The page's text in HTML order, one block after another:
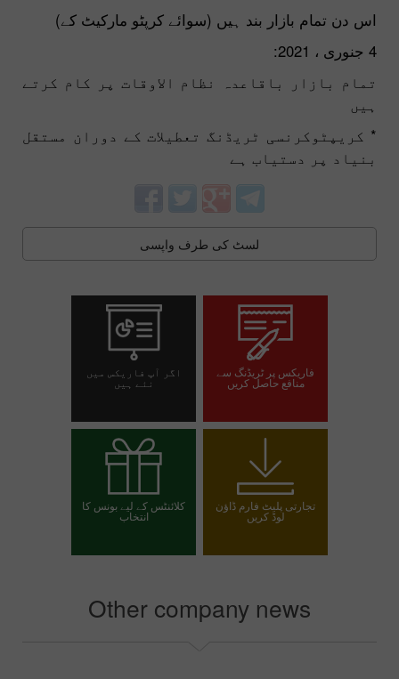
اس دن تمام بازار بند ہیں (سوائے کرپٹو مارکیٹ کے)
4 جنوری ، 2021:
تمام بازار باقاعدہ نظام الاوقات پر کام کرتے
ہیں
* کریپٹوکرنسی ٹریڈنگ تعطیلات کے دوران مستقل
بنیاد پر دستیاب ہے
لسٹ کی طرف واپسی
فاریکس پر ٹریڈنگ سے
منافع حاصل کریں
اگر آپ فاریکس میں
نئے ہیں
ڈیمو اکاؤنٹ کھولیں
تجارتی پلیٹ فارم ڈاؤن
لوڈ کریں
کلائنٹس کے لیے بونس کا
انتخاب
Other company news